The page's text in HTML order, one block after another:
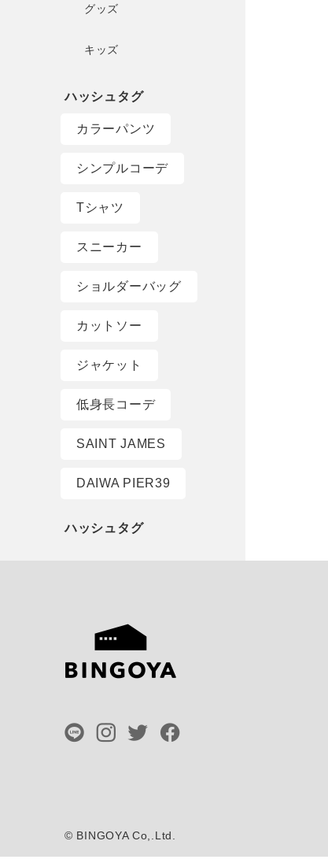
グッズ
キッズ
カラーパンツ
シンプルコーデ
Tシャツ
スニーカー
ショルダーバッグ
カットソー
ジャケット
低身長コーデ
SAINT JAMES
DAIWA PIER39
© BINGOYA Co,.Ltd.